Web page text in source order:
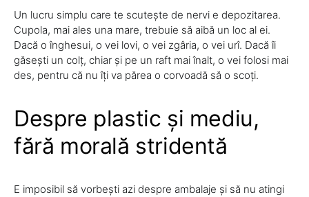
Un lucru simplu care te scutește de nervi e depozitarea.
Cupola, mai ales una mare, trebuie să aibă un loc al ei.
Dacă o înghesui, o vei lovi, o vei zgâria, o vei urî. Dacă îi
găsești un colț, chiar și pe un raft mai înalt, o vei folosi mai
des, pentru că nu îți va părea o corvoadă să o scoți.
Despre plastic și mediu,
fără morală stridentă
E imposibil să vorbești azi despre ambalaje și să nu atingi